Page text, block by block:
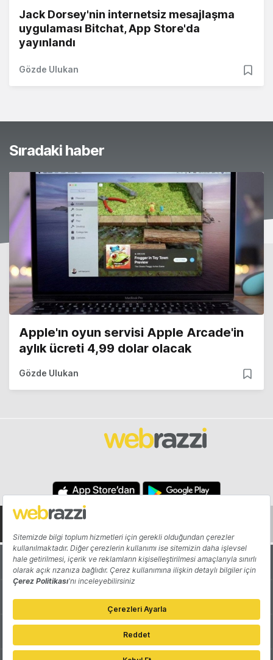
Jack Dorsey'nin internetsiz mesajlaşma
uygulaması Bitchat, App Store'da
yayınlandı
Gözde Ulukan
Sıradaki haber
Apple'ın oyun servisi Apple Arcade'in
aylık ücreti 4,99 dolar olacak
Gözde Ulukan
Hakkında Yazarlar
Katkıda Bulun Reklam